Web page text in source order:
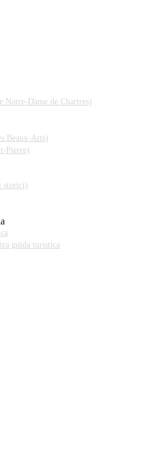
Notre-Dame de Chartres)
Beaux-Arts)
Pierre)
storici)
guida turistica